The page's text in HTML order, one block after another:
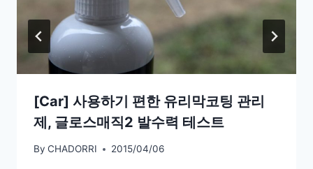
[Car] 사용하기 편한 유리막코팅 관리
제, 글로스매직2 발수력 테스트
By CHADORRI 2015/04/06